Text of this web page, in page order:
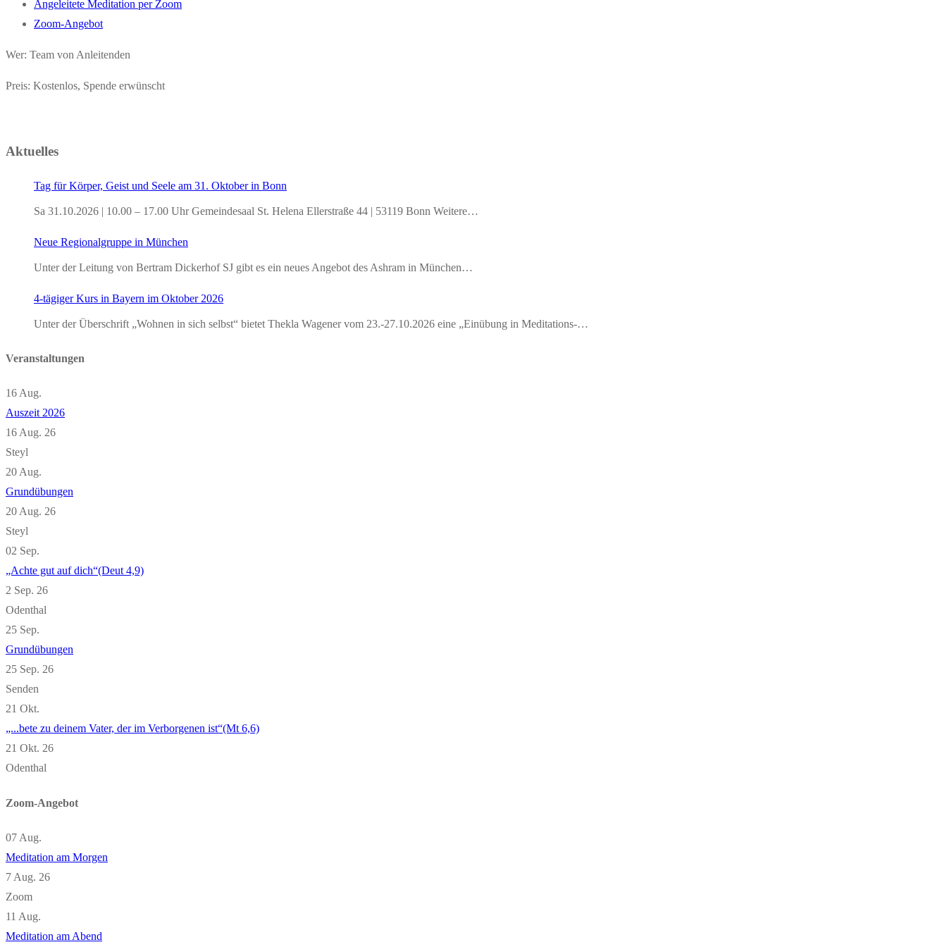
Angeleitete Meditation per Zoom
Zoom-Angebot
Wer: Team von Anleitenden
Preis: Kostenlos, Spende erwünscht
Aktuelles
Tag für Körper, Geist und Seele am 31. Oktober in Bonn
Sa 31.10.2026 | 10.00 – 17.00 Uhr Gemeindesaal St. Helena Ellerstraße 44 | 53119 Bonn Weitere…
Neue Regionalgruppe in München
Unter der Leitung von Bertram Dickerhof SJ gibt es ein neues Angebot des Ashram in München…
4-tägiger Kurs in Bayern im Oktober 2026
Unter der Überschrift „Wohnen in sich selbst“ bietet Thekla Wagener vom 23.-27.10.2026 eine „Einübung in Meditations-…
Veranstaltungen
16 Aug.
Auszeit 2026
16 Aug. 26
Steyl
20 Aug.
Grundübungen
20 Aug. 26
Steyl
02 Sep.
„Achte gut auf dich“(Deut 4,9)
2 Sep. 26
Odenthal
25 Sep.
Grundübungen
25 Sep. 26
Senden
21 Okt.
„...bete zu deinem Vater, der im Verborgenen ist“(Mt 6,6)
21 Okt. 26
Odenthal
Zoom-Angebot
07 Aug.
Meditation am Morgen
7 Aug. 26
Zoom
11 Aug.
Meditation am Abend